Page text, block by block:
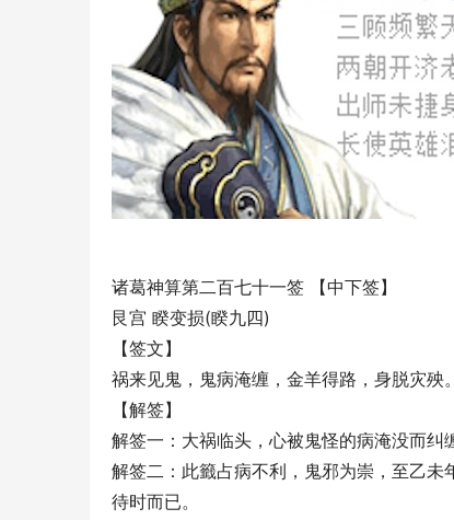
诸葛神算第二百七十一签 【中下签】
艮宫 睽变损(睽九四)
【签文】
祸来见鬼，鬼病淹缠，金羊得路，身脱灾殃。
【解签】
解签一：大祸临头，心被鬼怪的病淹没而纠
解签二：此籤占病不利，鬼邪为崇，至乙未
待时而已。